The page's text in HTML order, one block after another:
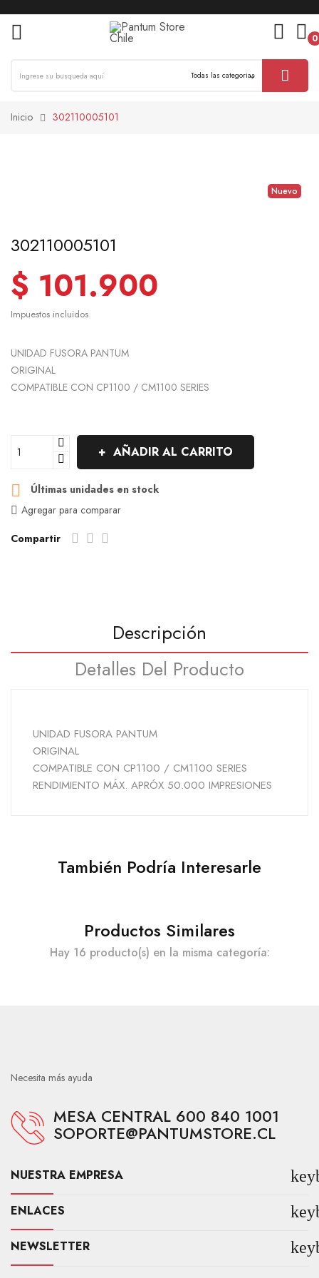
0
Inicio 302110005101
Nuevo
302110005101
$ 101.900
Impuestos incluidos
UNIDAD FUSORA PANTUM
ORIGINAL
COMPATIBLE CON CP1100 / CM1100 SERIES
AÑADIR AL CARRITO

Últimas unidades en stock
Agregar para comparar
Compartir
Descripción
Detalles Del Producto
UNIDAD FUSORA PANTUM
ORIGINAL
COMPATIBLE CON CP1100 / CM1100 SERIES
RENDIMIENTO MÁX. APRÓX 50.000 IMPRESIONES
También Podría Interesarle
Productos Similares
Hay 16 producto(s) en la misma categoría:
Necesita más ayuda
MESA CENTRAL 600 840 1001
SOPORTE@PANTUMSTORE.CL
NUESTRA EMPRESA
ENLACES
NEWSLETTER